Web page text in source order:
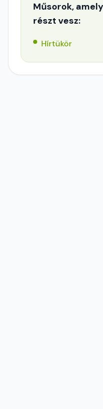
Műsorok,
részt vesz:
Hírtükör